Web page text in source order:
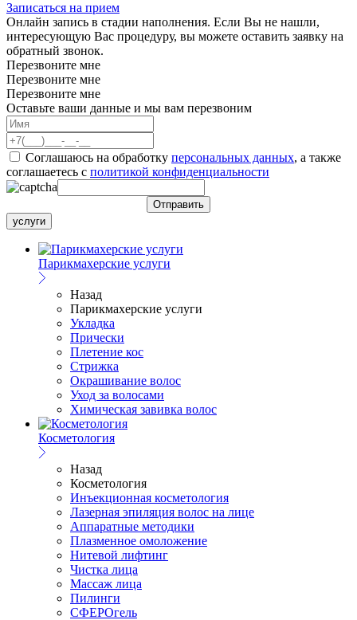
Записаться на прием
Онлайн запись в стадии наполнения. Если Вы не нашли,
интересующую Вас процедуру, вы можете оставить заявку на
обратный звонок.
Перезвоните мне
Перезвоните мне
Перезвоните мне
Оставьте ваши данные и мы вам перезвоним
Соглашаюсь на обработку персональных данных, а также
соглашаетесь c политикой конфиденциальности
услуги
Парикмахерские услуги
Назад
Парикмахерские услуги
Укладка
Прически
Плетение кос
Стрижка
Окрашивание волос
Уход за волосами
Химическая завивка волос
Косметология
Назад
Косметология
Инъекционная косметология
Лазерная эпиляция волос на лице
Аппаратные методики
Плазменное омоложение
Нитевой лифтинг
Чистка лица
Массаж лица
Пилинги
СФЕРОгель